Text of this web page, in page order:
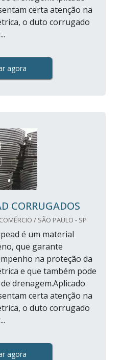
certa atenção na
o duto corrugado
agora
CORRUGADOS
/ SÃO PAULO - SP
é um material
que garante
na proteção da
e que também pode
drenagem.Aplicado
certa atenção na
o duto corrugado
agora